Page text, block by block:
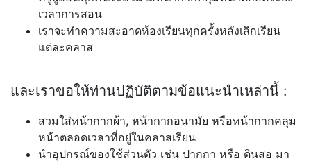
เวลาการสอน
เราจะทำความสะอาดห้องเรียนทุกครั้งหลังเลิกเรียน
แต่ละคลาส
และเราขอให้ท่านปฏิบัติตามข้อแนะนำเหล่านี้ :
สวมใส่หน้ากากผ้า, หน้ากากอนามัย หรือหน้ากากคลุม
หน้าตลอดเวลาที่อยู่ในคลาสเรียน
นำอุปกรณ์ของใช้ส่วนตัว เช่น ปากกา หรือ ดินสอ มา